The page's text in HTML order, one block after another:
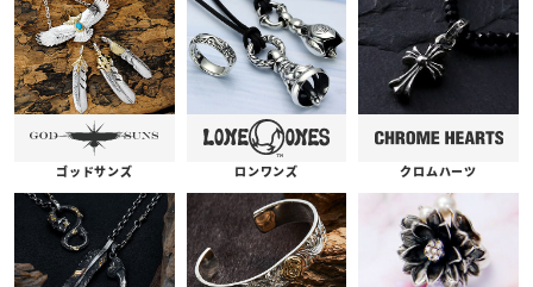
ゴッドサンズ ロンワンズ クロムハーツ